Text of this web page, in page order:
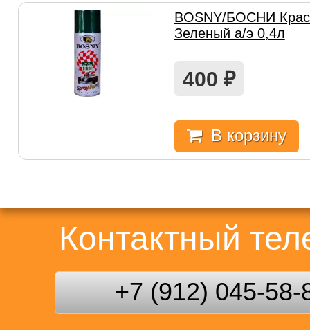
BOSNY/БОСНИ
Зеленый а/э 0,4л
400 ₽
В корзину
Контактный
+7 (912) 045-58-